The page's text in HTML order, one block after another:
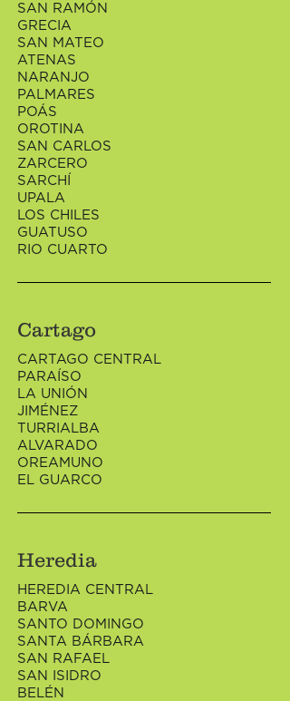
SAN RAMÓN
GRECIA
SAN MATEO
ATENAS
NARANJO
PALMARES
POÁS
OROTINA
SAN CARLOS
ZARCERO
SARCHÍ
UPALA
LOS CHILES
GUATUSO
RIO CUARTO
Cartago
CARTAGO CENTRAL
PARAÍSO
LA UNIÓN
JIMÉNEZ
TURRIALBA
ALVARADO
OREAMUNO
EL GUARCO
Heredia
HEREDIA CENTRAL
BARVA
SANTO DOMINGO
SANTA BÁRBARA
SAN RAFAEL
SAN ISIDRO
BELÉN